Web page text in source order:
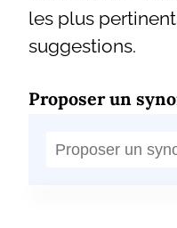
les plus
suggestions.
Proposer un